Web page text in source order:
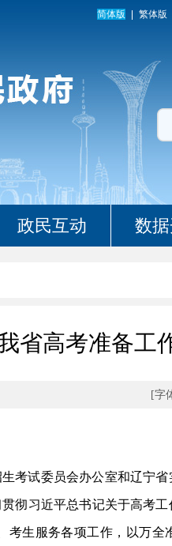
简体版 繁体版
政民互动 数
省高考准备工
[字
试委员会办公室和辽宁
彻习近平总书记关于高考
生服务各项工作，以万